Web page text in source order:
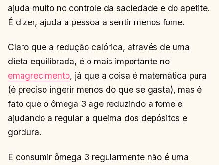
ajuda muito no controle da saciedade e do apetite.
É dizer, ajuda a pessoa a sentir menos fome.
Claro que a redução calórica, através de uma
dieta equilibrada, é o mais importante no
emagrecimento, já que a coisa é matemática pura
(é preciso ingerir menos do que se gasta), mas é
fato que o ômega 3 age reduzindo a fome e
ajudando a regular a queima dos depósitos e
gordura.
E consumir ômega 3 regularmente não é uma